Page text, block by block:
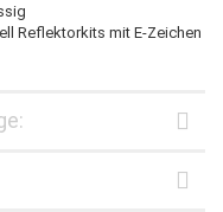
Reflektorkits mit E-Zeichen